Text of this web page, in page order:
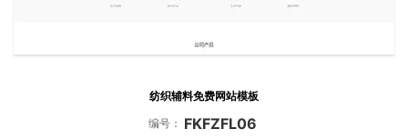
纺织辅料免费网站模板
编号： FKFZFL06